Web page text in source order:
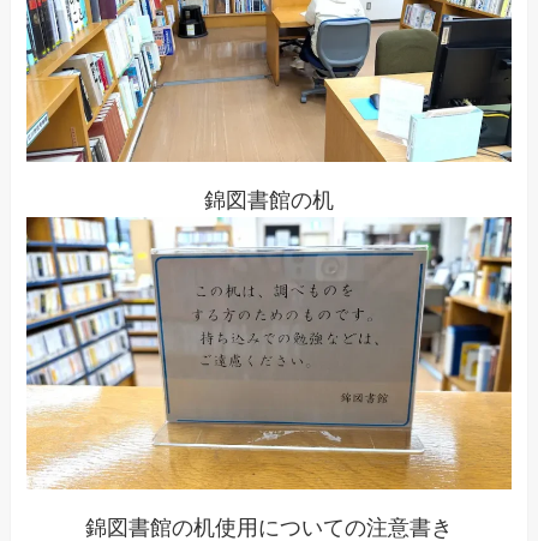
錦図書館の机
錦図書館の机使用についての注意書き